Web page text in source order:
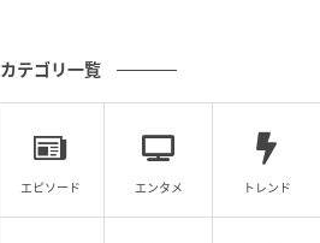
カテゴリ一覧
エピソード エンタメ トレンド